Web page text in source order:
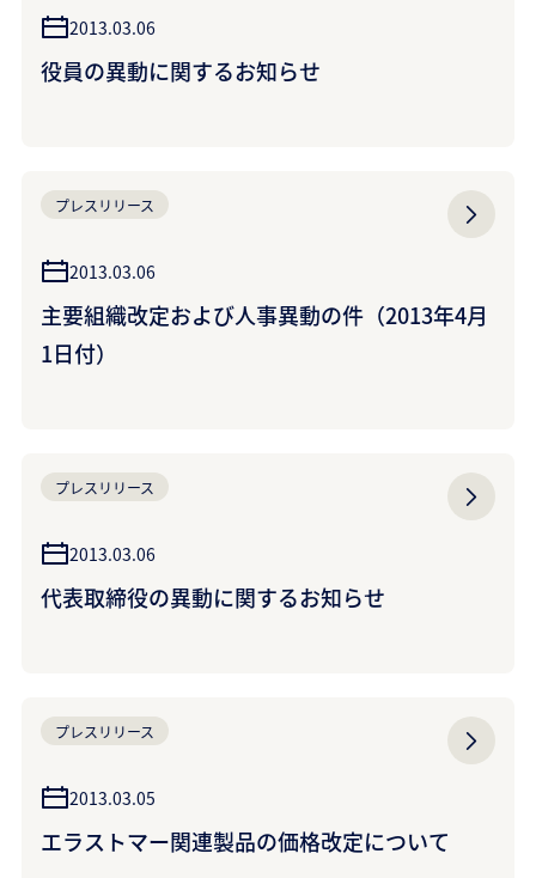
2013.03.06
役員の異動に関するお知らせ
プレスリリース
2013.03.06
主要組織改定および人事異動の件（2013年4月
1日付）
プレスリリース
2013.03.06
代表取締役の異動に関するお知らせ
プレスリリース
2013.03.05
エラストマー関連製品の価格改定について